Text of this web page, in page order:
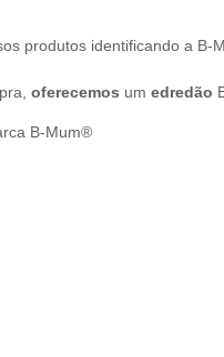
produtos identificando a B-
oferecemos um edredão
B-Mum®